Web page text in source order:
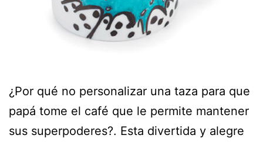
¿Por qué no personalizar una taza para que
papá tome el café que le permite mantener
sus superpoderes?. Esta divertida y alegre